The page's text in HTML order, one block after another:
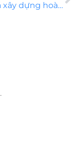
Đơn giá xây dựng hoàn thiện nhà phố năm 2021